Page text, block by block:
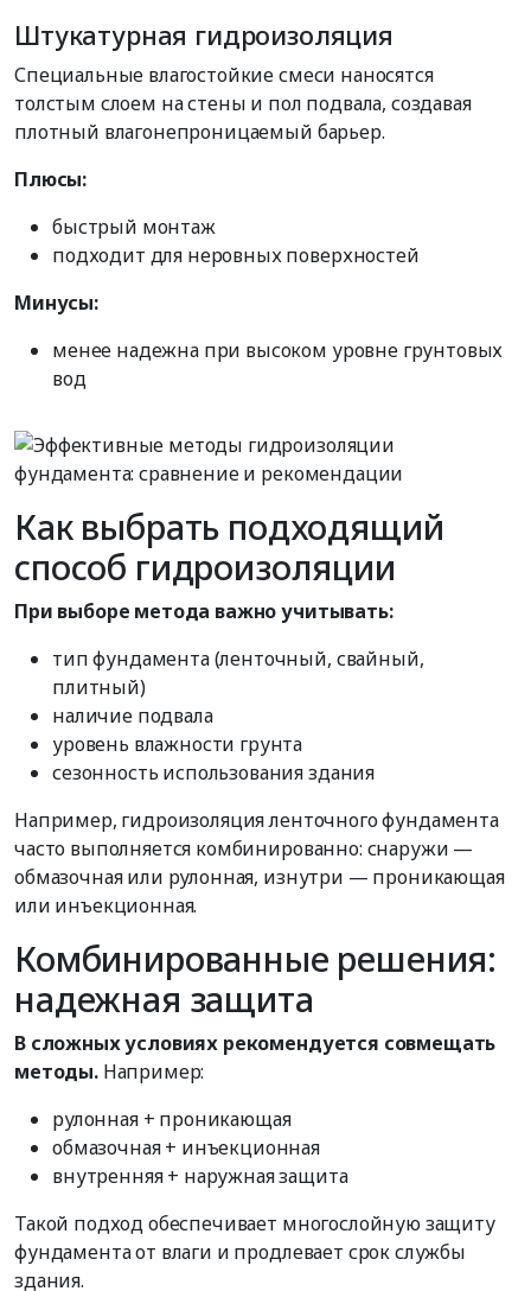
Штукатурная гидроизоляция
Специальные влагостойкие смеси наносятся
толстым слоем на стены и пол подвала, создавая
плотный влагонепроницаемый барьер.
Плюсы:
быстрый монтаж
подходит для неровных поверхностей
Минусы:
менее надежна при высоком уровне грунтовых
вод
Как выбрать подходящий
способ гидроизоляции
При выборе метода важно учитывать:
тип фундамента (ленточный, свайный,
плитный)
наличие подвала
уровень влажности грунта
сезонность использования здания
Например, гидроизоляция ленточного фундамента
часто выполняется комбинированно: снаружи —
обмазочная или рулонная, изнутри — проникающая
или инъекционная.
Комбинированные решения:
надежная защита
В сложных условиях рекомендуется совмещать
методы.Например:
рулонная + проникающая
обмазочная + инъекционная
внутренняя + наружная защита
Такой подход обеспечивает многослойную защиту
фундамента от влаги и продлевает срок службы
здания.